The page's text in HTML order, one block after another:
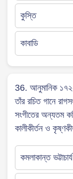
কুস্তি
কাবাডি
36. আনুমানিক ১৭২০
তাঁর রচিত গানে
সংগীতের অন্যতম
কালীকীর্তন ও
কমলাকান্ত ভট্টাচার্য